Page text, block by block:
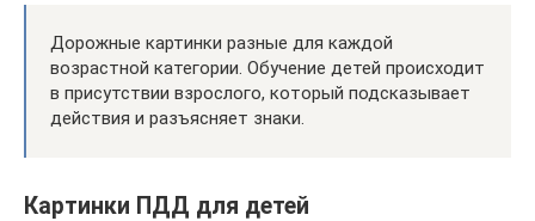
Дорожные картинки разные для каждой
возрастной категории. Обучение детей происходит
в присутствии взрослого, который подсказывает
действия и разъясняет знаки.
Картинки ПДД для детей